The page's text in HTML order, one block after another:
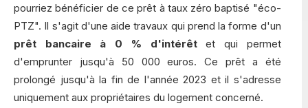
pourriez bénéficier de ce prêt à taux zéro baptisé "éco-
PTZ". Il s'agit d'une aide travaux qui prend la forme d'un
prêt bancaire à 0 % d'intérêtet qui permet
d'emprunter jusqu'à 50 000 euros. Ce prêt a été
prolongé jusqu'à la fin de l'année 2023 et il s'adresse
uniquement aux propriétaires du logement concerné.